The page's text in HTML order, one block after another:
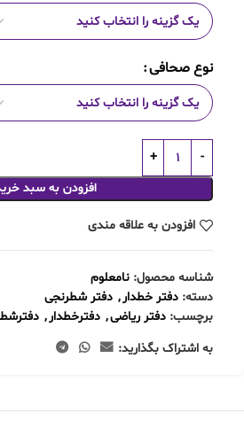
نوع صحافی
افزودن به سبد
افزودن به علاقه مندی
شناسه محصول: نامعلوم
دسته: دفتر خطدار, دفتر شطرنجی
برچسب: دفتر ریاضی, دفترخطدار,
به اشتراک بگذارید: